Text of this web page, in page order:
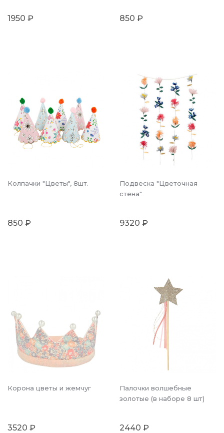
1950 ₽ 850 ₽
Колпачки "Цветы", 8шт.
850 ₽
Подвеска "Цветочная
стена"
9320 ₽
Корона цветы и жемчуг
3520 ₽
Палочки волшебные
золотые (в наборе 8 шт)
2440 ₽